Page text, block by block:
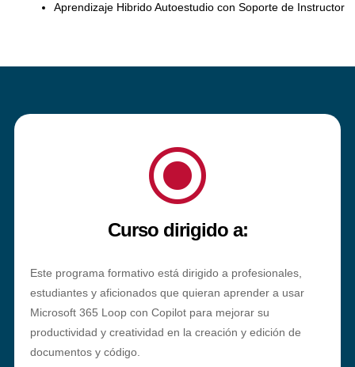
Aprendizaje Hibrido Autoestudio con Soporte de Instructor
\
Curso dirigido a:
Este programa formativo está dirigido a profesionales,
estudiantes y aficionados que quieran aprender a usar
Microsoft 365 Loop con Copilot para mejorar su
productividad y creatividad en la creación y edición de
documentos y código.